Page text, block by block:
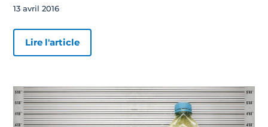
13 avril 2016
Lire l'article